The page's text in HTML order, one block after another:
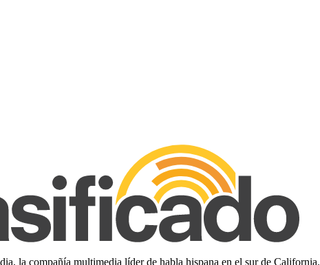
la compañía multimedia líder de habla hispana en el sur de California.